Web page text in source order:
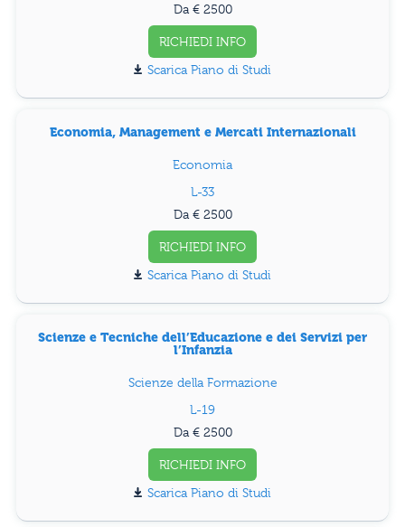
Da € 2500
RICHIEDI INFO
Piano di Studi
Economia, Management e Mercati Internazionali
Economia
L-33
Da € 2500
RICHIEDI INFO
Piano di Studi
Scienze e Tecniche dell’Educazione e dei Servizi per
l’Infanzia
Scienze della Formazione
L-19
Da € 2500
RICHIEDI INFO
Piano di Studi